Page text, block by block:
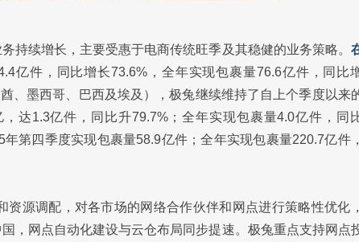
持续增长，主要受惠于电商传统旺季及其稳健的业务策略。
亿件，同比增长73.6%，全年实现包裹量76.6亿件，同比
、墨西哥、巴西及埃及），极兔继续维持了自上个季度以来
达1.3亿件，同比升79.7%；全年实现包裹量4.0亿件，同
年第四季度实现包裹量58.9亿件；全年实现包裹量220.7亿件
资源调配，对各市场的网络合作伙伴和网点进行策略性优化
，网点自动化建设与云仓布局同步提速。极兔重点支持网点